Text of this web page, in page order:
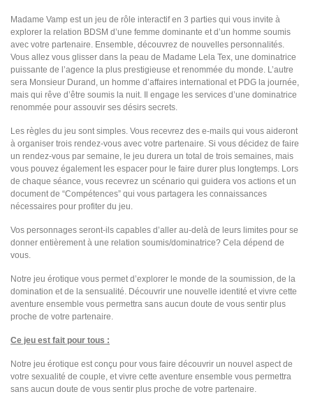
Madame Vamp est un jeu de rôle interactif en 3 parties qui vous invite à
explorer la relation BDSM d’une femme dominante et d’un homme soumis
avec votre partenaire. Ensemble, découvrez de nouvelles personnalités.
Vous allez vous glisser dans la peau de Madame Lela Tex, une dominatrice
puissante de l’agence la plus prestigieuse et renommée du monde. L’autre
sera Monsieur Durand, un homme d’affaires international et PDG la journée,
mais qui rêve d’être soumis la nuit. Il engage les services d’une dominatrice
renommée pour assouvir ses désirs secrets.
Les règles du jeu sont simples. Vous recevrez des e-mails qui vous aideront
à organiser trois rendez-vous avec votre partenaire. Si vous décidez de faire
un rendez-vous par semaine, le jeu durera un total de trois semaines, mais
vous pouvez également les espacer pour le faire durer plus longtemps. Lors
de chaque séance, vous recevrez un scénario qui guidera vos actions et un
document de “Compétences” qui vous partagera les connaissances
nécessaires pour profiter du jeu.
Vos personnages seront-ils capables d’aller au-delà de leurs limites pour se
donner entièrement à une relation soumis/dominatrice? Cela dépend de
vous.
Notre jeu érotique vous permet d’explorer le monde de la soumission, de la
domination et de la sensualité. Découvrir une nouvelle identité et vivre cette
aventure ensemble vous permettra sans aucun doute de vous sentir plus
proche de votre partenaire.
Ce jeu est fait pour tous :
Notre jeu érotique est conçu pour vous faire découvrir un nouvel aspect de
votre sexualité de couple, et vivre cette aventure ensemble vous permettra
sans aucun doute de vous sentir plus proche de votre partenaire.